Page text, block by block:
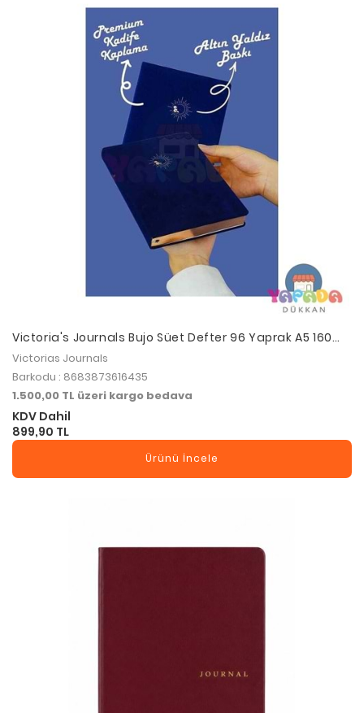
Victoria's Journals Bujo Süet Defter 96 Yaprak A5 160
Gr. Çizgili
Victorias Journals
Barkodu : 8683873616435
1.500,00 TL üzeri kargo bedava
KDV Dahil
899,90 TL
Ürünü İncele